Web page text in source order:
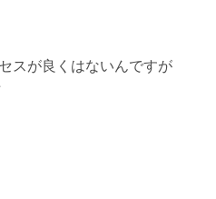
スが良くはないんですが